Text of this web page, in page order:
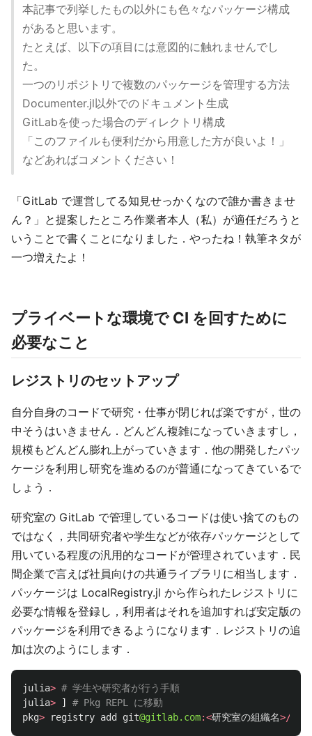
本記事で列挙したもの以外にも色々なパッケージ構成
があると思います。
たとえば、以下の項目には意図的に触れませんでし
た。
一つのリポジトリで複数のパッケージを管理する方法
Documenter.jl以外でのドキュメント生成
GitLabを使った場合のディレクトリ構成
「このファイルも便利だから用意した方が良いよ！」
などあればコメントください！
「GitLab で運営してる知見せっかくなので誰か書きませ
ん？」と提案したところ作業者本人（私）が適任だろうと
いうことで書くことになりました．やったね！執筆ネタが
一つ増えたよ！
プライベートな環境で CI を回すために
必要なこと
レジストリのセットアップ
自分自身のコードで研究・仕事が閉じれば楽ですが，世の
中そうはいきません．どんどん複雑になっていきますし，
規模もどんどん膨れ上がっていきます．他の開発したパッ
ケージを利用し研究を進めるのが普通になってきているで
しょう．
研究室の GitLab で管理しているコードは使い捨てのもの
ではなく，共同研究者や学生などが依存パッケージとして
用いている程度の汎用的なコードが管理されています．民
間企業で言えば社員向けの共通ライブラリに相当します．
パッケージは LocalRegistry.jl から作られたレジストリに
必要な情報を登録し，利用者はそれを追加すれば安定版の
パッケージを利用できるようになります．レジストリの追
加は次のようにします．
julia> # 学生や研究者が行う手順
julia> ]
# Pkg REPL に移動
pkg> registry add git@gitlab.com:<研究室の組織名>/<